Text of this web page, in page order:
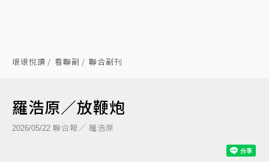
琅琅悅讀 看聯副 聯合副刊
羅浩原／放鞭炮
2026/05/22 聯合報／ 羅浩原